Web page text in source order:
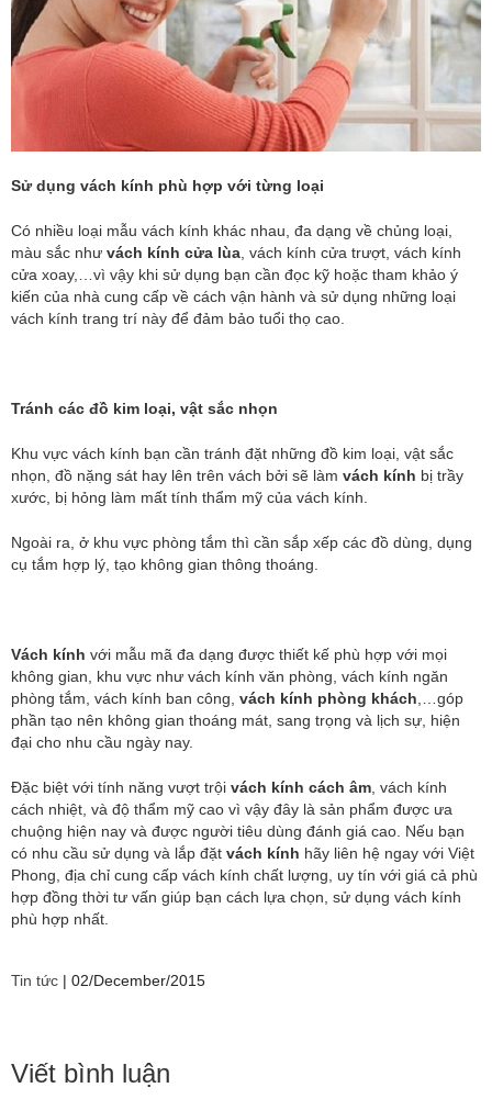
Sử dụng vách kính phù hợp với từng loại
Có nhiều loại mẫu vách kính khác nhau, đa dạng về chủng loại,
màu sắc như vách kính cửa lùa , vách kính cửa trượt, vách kính
cửa xoay,…vì vậy khi sử dụng bạn cần đọc kỹ hoặc tham khảo ý
kiến của nhà cung cấp về cách vận hành và sử dụng những loại
vách kính trang trí này để đảm bảo tuổi thọ cao.
Tránh các đồ kim loại, vật sắc nhọn
Khu vực vách kính bạn cần tránh đặt những đồ kim loại, vật sắc
nhọn, đồ nặng sát hay lên trên vách bởi sẽ làm vách kính bị trầy
xước, bị hỏng làm mất tính thẩm mỹ của vách kính.
Ngoài ra, ở khu vực phòng tắm thì cần sắp xếp các đồ dùng, dụng
cụ tắm hợp lý, tạo không gian thông thoáng.
Vách kính với mẫu mã đa dạng được thiết kế phù hợp với mọi
không gian, khu vực như vách kính văn phòng, vách kính ngăn
phòng tắm, vách kính ban công, vách kính phòng khách ,…góp
phần tạo nên không gian thoáng mát, sang trọng và lịch sự, hiện
đại cho nhu cầu ngày nay.
Đặc biệt với tính năng vượt trội vách kính cách âm , vách kính
cách nhiệt, và độ thẩm mỹ cao vì vậy đây là sản phẩm được ưa
chuộng hiện nay và được người tiêu dùng đánh giá cao. Nếu bạn
có nhu cầu sử dụng và lắp đặt vách kính hãy liên hệ ngay với Việt
Phong, địa chỉ cung cấp vách kính chất lượng, uy tín với giá cả phù
hợp đồng thời tư vấn giúp bạn cách lựa chọn, sử dụng vách kính
phù hợp nhất.
Tin tức | 02/December/2015
Viết bình luận